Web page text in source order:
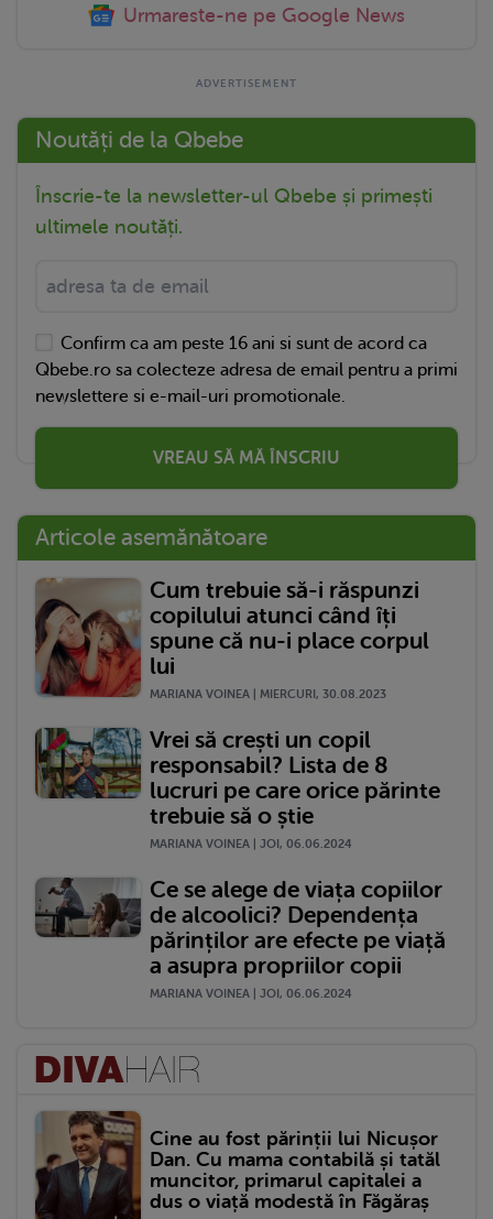
Urmareste-ne pe Google News
Noutăți de la Qbebe
Înscrie-te la newsletter-ul Qbebe și primești
ultimele noutăți.
Confirm ca am peste 16 ani si sunt de acord ca
Qbebe.ro sa colecteze adresa de email pentru a primi
newslettere si e-mail-uri promotionale.
VREAU SĂ MĂ ÎNSCRIU
Articole asemănătoare
Cum trebuie să-i răspunzi
copilului atunci când îți
spune că nu-i place corpul
lui
MARIANA VOINEA | MIERCURI, 30.08.2023
Vrei să crești un copil
responsabil? Lista de 8
lucruri pe care orice părinte
trebuie să o știe
MARIANA VOINEA | JOI, 06.06.2024
Ce se alege de viața copiilor
de alcoolici? Dependența
părinților are efecte pe viață
a asupra propriilor copii
MARIANA VOINEA | JOI, 06.06.2024
Cine au fost părinții lui Nicușor
Dan. Cu mama contabilă și tatăl
muncitor, primarul capitalei a
dus o viață modestă în Făgăraș